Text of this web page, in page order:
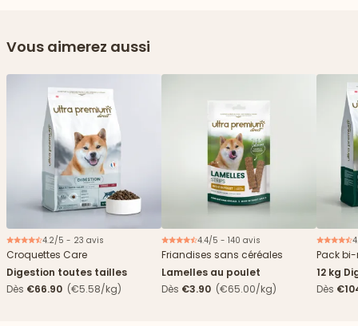
Vous aimerez aussi
4.2/5 - 23 avis
Croquettes Care
Digestion toutes tailles
Dès €66.90 (€5.58/kg)
4.4/5 - 140 avis
Friandises sans céréales
Lamelles au poulet
Dès €3.90 (€65.00/kg)
Pack
12 kg
boîtes
Dès